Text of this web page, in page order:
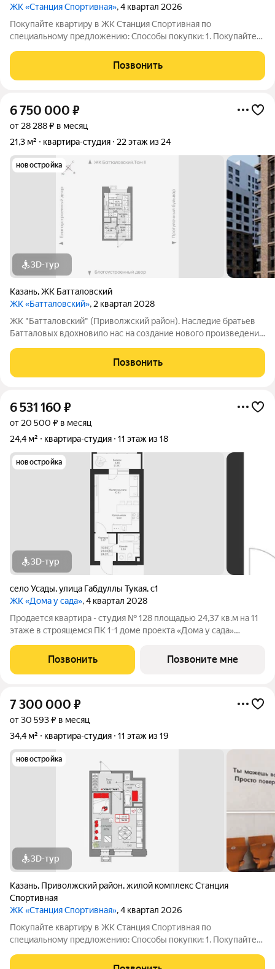
ЖК «Станция Спортивная», 4 квартал 2026
Покупайте квартиру в ЖК Станция Спортивная по
специальному предложению: Способы покупки: 1. Покупайте
Ипотека 7,5% на 3 года для всех! 3. Семейная ипотека 3,5 % на
весь срок 4. Акция "Выкуп
Позвонить
6 750 000 ₽
от 28 288 ₽ в месяц
21,3 м²
квартира-студия 22 этаж из 24
новостройка
3D-тур
Казань,ЖК Батталовский
ЖК «Батталовский», 2 квартал 2028
ЖК "Батталовский" (Приволжский район). Наследие братьев
Батталовых вдохновило нас на создание нового произведения
Позвонить
6 531 160 ₽
от 20 500 ₽ в месяц
24,4 м²
квартира-студия 11 этаж из 18
новостройка
3D-тур
село Усады,улица Габдуллы Тукая,с1
ЖК «Дома у сада», 4 квартал 2028
Продается квартира - студия № 128 площадью 24,37 кв.м на 11
этаже в строящемся ПК 1-1 доме проекта «Дома у сада»
жилой комплекс с развитой инфраструктурой, прекрасными
видами и удобным
Позвонить Позвоните мне
7 300 000 ₽
от 30 593 ₽ в месяц
34,4 м²
квартира-студия 11 этаж из 19
новостройка
3D-тур
Казань, Приволжский район,жилой комплекс Станция
Спортивная
ЖК «Станция Спортивная», 4 квартал 2026
Покупайте квартиру в ЖК Станция Спортивная по
специальному предложению: Способы покупки: 1. Покупайте
Ипотека 7,5% на 3 года для всех! 3. Семейная ипотека 3,5 % на